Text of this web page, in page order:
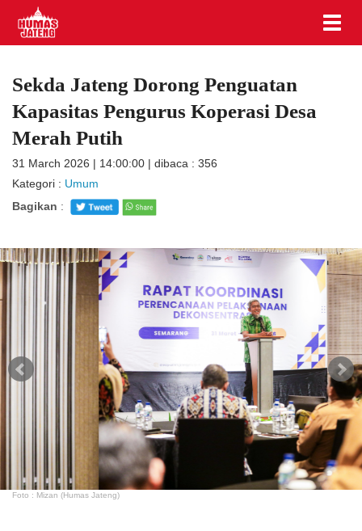
Sekda Jateng Dorong Penguatan
Kapasitas Pengurus Koperasi Desa
Merah Putih
31 March 2026 | 14:00:00 | dibaca : 356
Kategori : Umum
Bagikan :
Foto : Mizan (Humas Jateng)